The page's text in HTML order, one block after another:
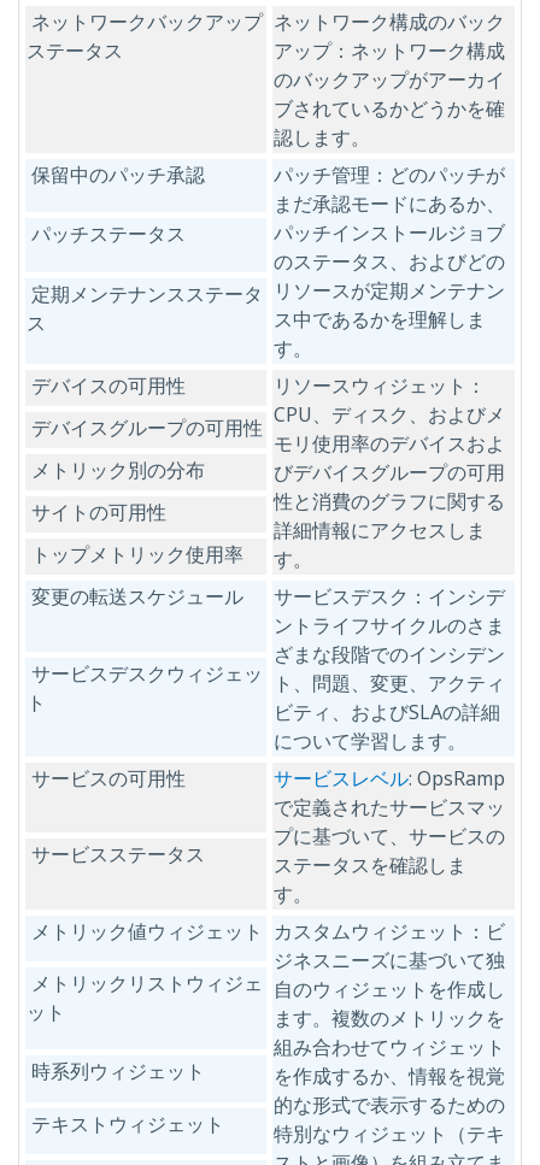
ネットワークバックアップ
ステータス
ネットワーク構成のバック
アップ：ネットワーク構成
のバックアップがアーカイ
ブされているかどうかを確
認します。
保留中のパッチ承認
パッチ管理：どのパッチが
まだ承認モードにあるか、
パッチインストールジョブ
のステータス、およびどの
リソースが定期メンテナン
ス中であるかを理解しま
す。
パッチステータス
定期メンテナンスステータ
ス
デバイスの可用性
リソースウィジェット：
CPU、ディスク、およびメ
モリ使用率のデバイスおよ
びデバイスグループの可用
性と消費のグラフに関する
詳細情報にアクセスしま
す。
デバイスグループの可用性
メトリック別の分布
サイトの可用性
トップメトリック使用率
変更の転送スケジュール
サービスデスク：インシデ
ントライフサイクルのさま
ざまな段階でのインシデン
ト、問題、変更、アクティ
ビティ、およびSLAの詳細
について学習します。
サービスデスクウィジェッ
ト
サービスの可用性 サービスレベル: OpsRamp
で定義されたサービスマッ
プに基づいて、サービスの
ステータスを確認しま
す。
サービスステータス
メトリック値ウィジェット
カスタムウィジェット：ビ
ジネスニーズに基づいて独
自のウィジェットを作成し
ます。複数のメトリックを
組み合わせてウィジェット
を作成するか、情報を視覚
的な形式で表示するための
特別なウィジェット（テキ
メトリックリストウィジェ
ット
時系列ウィジェット
テキストウィジェット